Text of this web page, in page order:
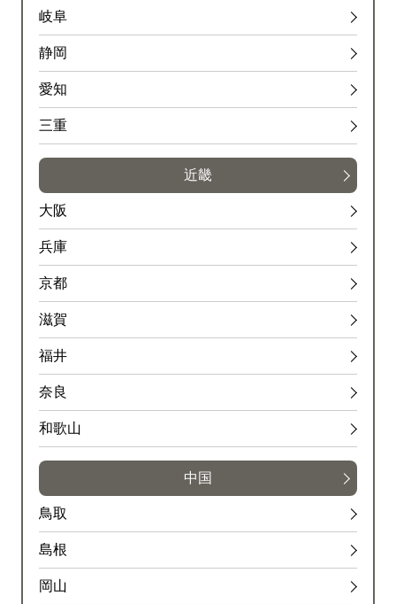
岐阜
静岡
愛知
三重
近畿
大阪
兵庫
京都
滋賀
福井
奈良
和歌山
中国
鳥取
島根
岡山